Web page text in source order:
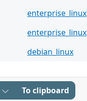
enterprise_linux
enterprise_linux
debian_linux
To clipboard